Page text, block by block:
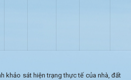
khảo sát hiện trạng thực tế của nhà, đất